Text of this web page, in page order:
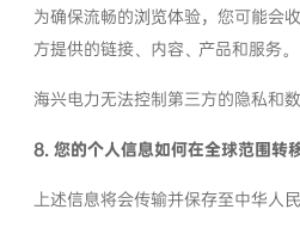
为确保流畅的浏览体验，您可能会
方提供的链接、内容、产品和服务。
海兴电力无法控制第三方的隐私和
8. 您的个人信息如何在全球范围转
上述信息将会传输并保存至中华人